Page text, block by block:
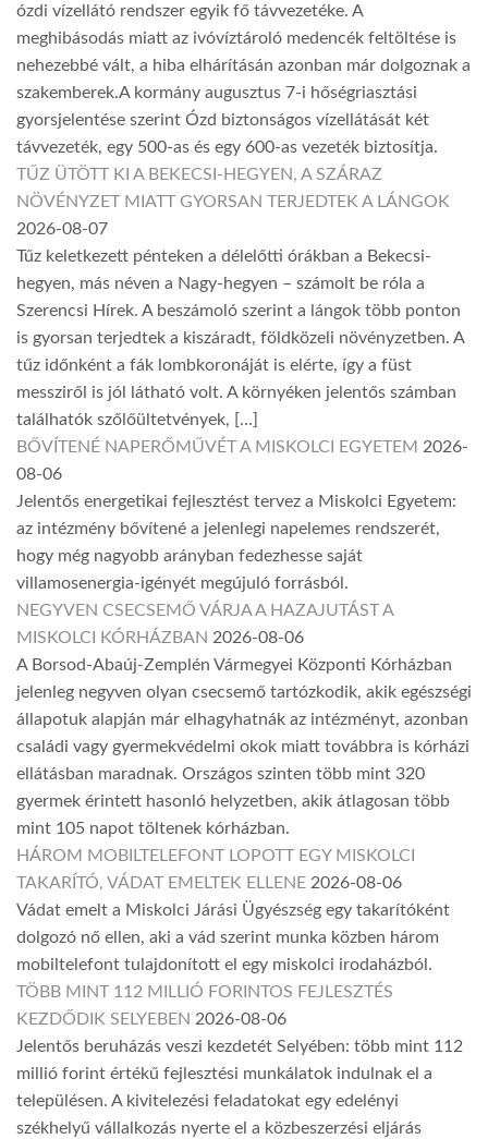
ózdi vízellátó rendszer egyik fő távvezetéke. A
meghibásodás miatt az ivóvíztároló medencék feltöltése is
nehezebbé vált, a hiba elhárításán azonban már dolgoznak a
szakemberek.A kormány augusztus 7-i hőségriasztási
gyorsjelentése szerint Ózd biztonságos vízellátását két
távvezeték, egy 500-as és egy 600-as vezeték biztosítja.
TŰZ ÜTÖTT KI A BEKECSI-HEGYEN, A SZÁRAZ
NÖVÉNYZET MIATT GYORSAN TERJEDTEK A LÁNGOK
2026-08-07
Tűz keletkezett pénteken a délelőtti órákban a Bekecsi-
hegyen, más néven a Nagy-hegyen – számolt be róla a
Szerencsi Hírek. A beszámoló szerint a lángok több ponton
is gyorsan terjedtek a kiszáradt, földközeli növényzetben. A
tűz időnként a fák lombkoronáját is elérte, így a füst
messziről is jól látható volt. A környéken jelentős számban
találhatók szőlőültetvények, […]
BŐVÍTENÉ NAPERŐMŰVÉT A MISKOLCI EGYETEM 2026-
08-06
Jelentős energetikai fejlesztést tervez a Miskolci Egyetem:
az intézmény bővítené a jelenlegi napelemes rendszerét,
hogy még nagyobb arányban fedezhesse saját
villamosenergia-igényét megújuló forrásból.
NEGYVEN CSECSEMŐ VÁRJA A HAZAJUTÁST A
MISKOLCI KÓRHÁZBAN 2026-08-06
A Borsod-Abaúj-Zemplén Vármegyei Központi Kórházban
jelenleg negyven olyan csecsemő tartózkodik, akik egészségi
állapotuk alapján már elhagyhatnák az intézményt, azonban
családi vagy gyermekvédelmi okok miatt továbbra is kórházi
ellátásban maradnak. Országos szinten több mint 320
gyermek érintett hasonló helyzetben, akik átlagosan több
mint 105 napot töltenek kórházban.
HÁROM MOBILTELEFONT LOPOTT EGY MISKOLCI
TAKARÍTÓ, VÁDAT EMELTEK ELLENE 2026-08-06
Vádat emelt a Miskolci Járási Ügyészség egy takarítóként
dolgozó nő ellen, aki a vád szerint munka közben három
mobiltelefont tulajdonított el egy miskolci irodaházból.
TÖBB MINT 112 MILLIÓ FORINTOS FEJLESZTÉS
KEZDŐDIK SELYEBEN 2026-08-06
Jelentős beruházás veszi kezdetét Selyében: több mint 112
millió forint értékű fejlesztési munkálatok indulnak el a
településen. A kivitelezési feladatokat egy edelényi
székhelyű vállalkozás nyerte el a közbeszerzési eljárás